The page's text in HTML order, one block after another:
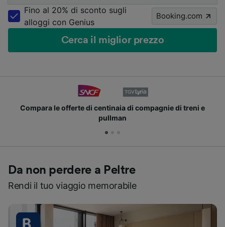
Fino al 20% di sconto sugli
alloggi con Genius
Booking.com
Cerca il miglior prezzo
le offerte di centinaia di compagnie di treni e
Da non perdere a Peltre
Rendi il tuo viaggio memorabile